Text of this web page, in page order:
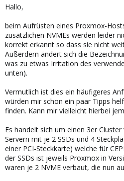
e
Hallo,
beim Aufrüsten eines Proxmox-
zusätzlichen NVMEs werden leider
korrekt erkannt so dass sie nicht
Außerdem ändert sich die
was zu etwas Irritation des
unten).
Vermutlich ist dies ein häufigeres
würden mir schon ein paar Tipps
finden. Kann mir vielleicht hierbei
Es handelt sich um einen 3er
Servern mit je 2 SSDs und 4
einer PCI-Steckkarte) welche für
der SSDs ist jeweils Proxmox in
waren je 2 NVME verbaut, die nun